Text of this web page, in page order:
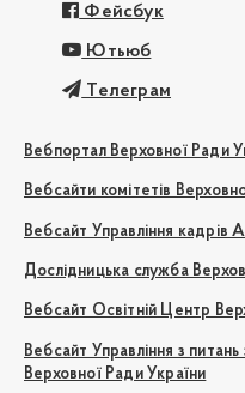
Фейсбук
Ютьюб
Телеграм
Вебпортал Верховної Ради
Вебсайти комітетів
Вебсайт Управління кадрів
Дослідницька служба
Вебсайт Освітній Центр
Вебсайт Управління з
Верховної Ради України